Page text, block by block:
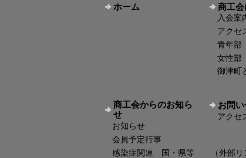
ホーム 商工
入会案
アクセ
青年部
女性部
御津町
商工会からのお知ら
せ
お知らせ
会員予定行事
感染症関連 国・県等 （外部リ
お問
アクセ